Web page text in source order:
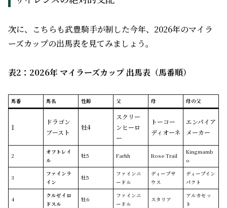
次に、こちらも武豊騎手が制した今年、2026年のマイラ
ーズカップの出馬表を見てみましょう。
表2：2026年 マイラーズカップ 出馬表（馬番順）
馬番 馬名 性齢 父 母 母の父
1
ドラゴン
ブースト
牡4
スクリー
ンヒーロ
ー
トーコー
ディオーネ
エンパイア
メーカー
2
オフトレイ
ル
牡5 Farhh Rose Trail
Kingmamb
o
3
ファインラ
イン
牡5
ファインニ
ードル
ディープサ
ウス
ディープイン
パクト
4
クルゼイロ
ドスル
牡6
ファインニ
ードル
スタリア
アルカセッ
ト